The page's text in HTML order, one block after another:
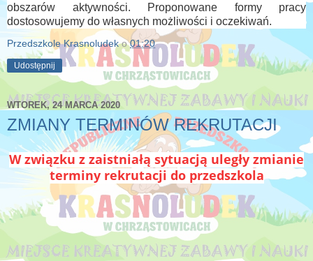
obszarów aktywności. Proponowane formy pracy
dostosowujemy do własnych możliwości i oczekiwań.
Przedszkole Krasnoludek o01:20
Udostępnij
WTOREK, 24 MARCA 2020
ZMIANY TERMINÓW REKRUTACJI
W związku z zaistniałą sytuacją uległy zmianie
terminy rekrutacji do przedszkola